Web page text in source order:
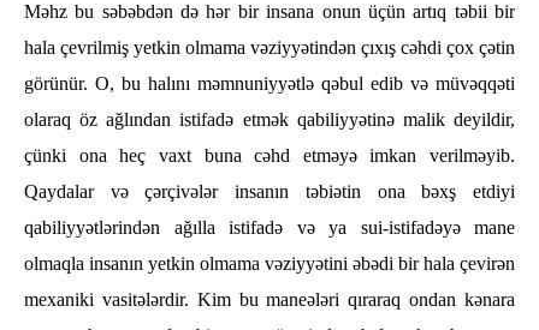
Məhz bu səbəbdən də hər bir insana onun üçün artıq təbii bir
hala çevrilmiş yetkin olmama vəziyyətindən çıxış cəhdi çox çətin
görünür. O, bu halını məmnuniyyətlə qəbul edib və müvəqqəti
olaraq öz ağlından istifadə etmək qabiliyyətinə malik deyildir,
çünki ona heç vaxt buna cəhd etməyə imkan verilməyib.
Qaydalar və çərçivələr insanın təbiətin ona bəxş etdiyi
qabiliyyətlərindən ağılla istifadə və ya sui-istifadəyə mane
olmaqla insanın yetkin olmama vəziyyətini əbədi bir hala çevirən
mexaniki vasitələrdir. Kim bu maneələri qıraraq ondan kənara